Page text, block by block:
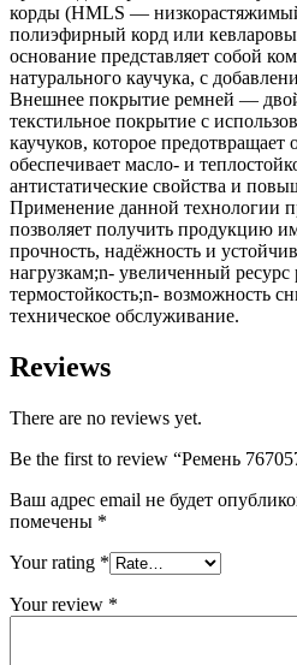
корды (HMLS —
полиэфирный корд или
основание представляет собой
натурального каучука, с
Внешнее покрытие ремней —
текстильное покрытие с
каучуков, которое предотвращает
обеспечивает масло- и
антистатические свойства и
Применение данной технологии
позволяет получить продукцию
прочность, надёжность и
нагрузкам;n- увеличенный
термостойкость;n- возможность
техническое обслуживание.
Reviews
There are no reviews yet.
Be the first to review “Ремень
Ваш адрес email не будет
помечены *
Your rating *
Your review *